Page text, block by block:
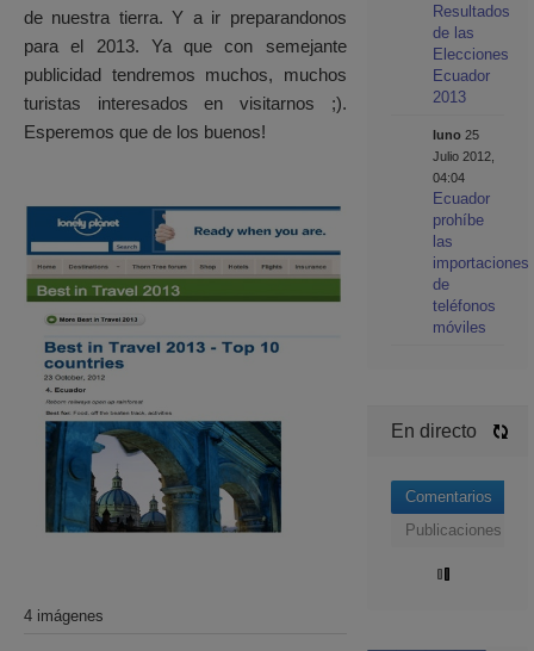
de nuestra tierra. Y a ir preparandonos
para el 2013. Ya que con semejante
publicidad tendremos muchos, muchos
turistas interesados en visitarnos ;).
Esperemos que de los buenos!
4 imágenes
Resultados
de las
Elecciones
Ecuador
2013
luno 25
Julio 2012,
04:04
Ecuador
prohíbe
las
importaciones
de
teléfonos
móviles
En directo
Comentarios
Publicaciones